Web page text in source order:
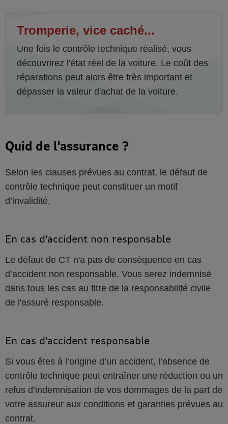
Tromperie, vice caché...
Une fois le contrôle technique réalisé, vous
découvrirez l'état réel de la voiture. Le coût des
réparations peut alors être très important et
dépasser la valeur d'achat de la voiture.‍
Quid de l'assurance ?
Selon les clauses prévues au contrat, le défaut de
contrôle technique peut constituer un motif
d’invalidité.
En cas d’accident non responsable
Le défaut de CT n'a pas de conséquence en cas
d’accident non responsable. Vous serez indemnisé
dans tous les cas au titre de la responsabilité civile
de l'assuré responsable.
En cas d’accident responsable
Si vous êtes à l’origine d’un accident, l’absence de
contrôle technique peut entraîner une réduction ou un
refus d’indemnisation de vos dommages de la part de
votre assureur aux conditions et garanties prévues au
contrat.